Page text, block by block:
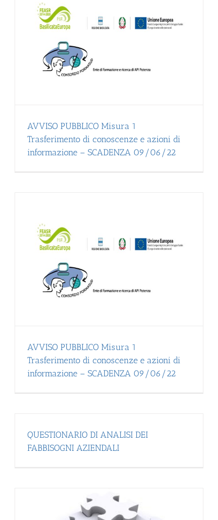
AVVISO PUBBLICO Misura 1
Trasferimento di conoscenze e azioni di
informazione – SCADENZA 09/06/22
AVVISO PUBBLICO Misura 1
Trasferimento di conoscenze e azioni di
informazione – SCADENZA 09/06/22
QUESTIONARIO DI ANALISI DEI
FABBISOGNI AZIENDALI